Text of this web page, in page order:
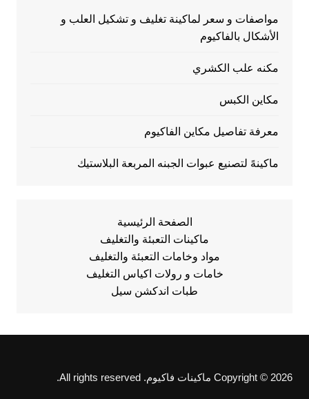
مواصفات و سعر لماكينة تغليف و تشكيل العلب و
الأشكال بالفاكيوم
مكنه علب الكشري
مكاين الكبس
معرفة تفاصيل مكاين الفاكيوم
ماكينهً لتصنيع عبوات الجبنه المربعة البلاستيك
الصفحة الرئيسية
ماكينات التعبئة والتغليف
مواد وخامات التعبئة والتغليف
خامات و رولات اكياس التغليف
طبات اندكشن سيل
Copyright © 2026 ماكينات فاكيوم. All rights reserved.